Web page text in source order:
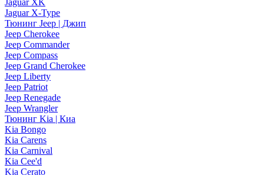
Jaguar XK
Jaguar X-Type
Тюнинг Jeep | Джип
Jeep Cherokee
Jeep Commander
Jeep Compass
Jeep Grand Cherokee
Jeep Liberty
Jeep Patriot
Jeep Renegade
Jeep Wrangler
Тюнинг Kia | Киа
Kia Bongo
Kia Carens
Kia Carnival
Kia Cee'd
Kia Cerato